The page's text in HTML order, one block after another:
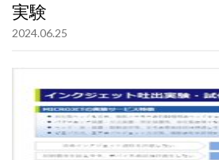
実験
2024.06.25